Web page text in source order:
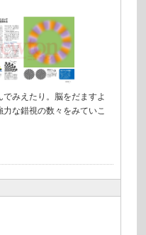
みえたり。脳をだますよ
な錯視の数々をみていこ